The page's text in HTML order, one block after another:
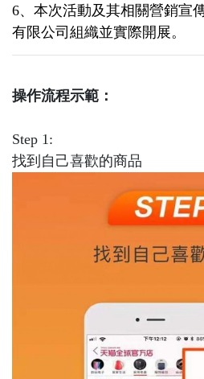
6、本次活動及其相關營銷宣
有限公司組織並實際開展。
操作流程示範：
Step 1:
找到自己喜歡的商品